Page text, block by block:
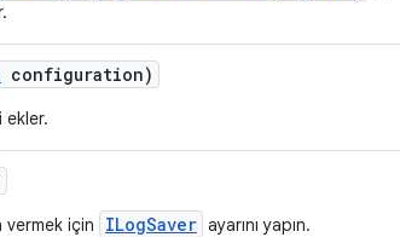
configuration)
ekler.
vermek için ILogSaver ayarını yapın.